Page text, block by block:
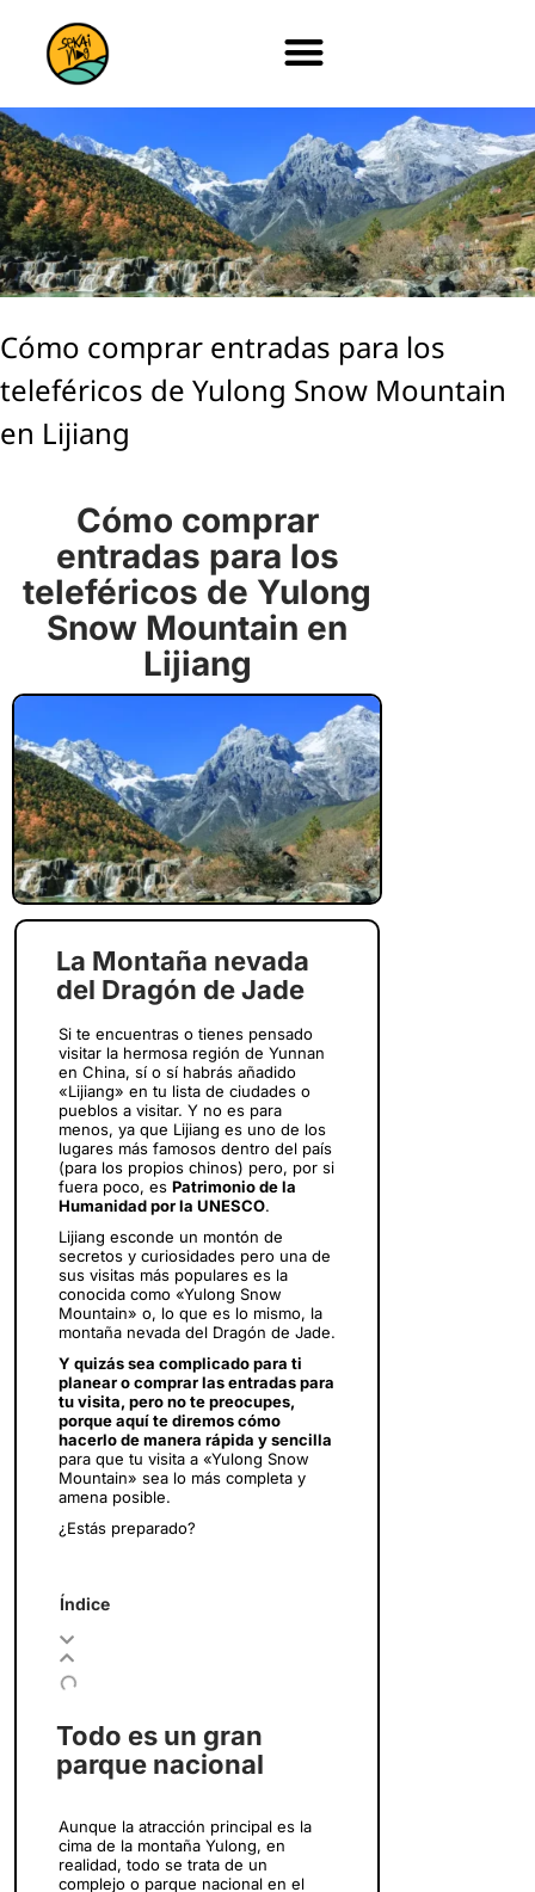
Cómo comprar entradas para los
teleféricos de Yulong Snow Mountain
en Lijiang
Cómo comprar
entradas para los
teleféricos de Yulong
Snow Mountain en
Lijiang
La Montaña nevada
del Dragón de Jade
Si te encuentras o tienes pensado
visitar la hermosa región de Yunnan
en China, sí o sí habrás añadido
«Lijiang» en tu lista de ciudades o
pueblos a visitar. Y no es para
menos, ya que Lijiang es uno de los
lugares más famosos dentro del país
(para los propios chinos) pero, por si
fuera poco, es Patrimonio de la
Humanidad por la UNESCO.
Lijiang esconde un montón de
secretos y curiosidades pero una de
sus visitas más populares es la
conocida como «Yulong Snow
Mountain» o, lo que es lo mismo, la
montaña nevada del Dragón de Jade.
Y quizás sea complicado para ti
planear o comprar las entradas para
tu visita, pero no te preocupes,
porque aquí te diremos cómo
hacerlo de manera rápida y sencilla
para que tu visita a «Yulong Snow
Mountain» sea lo más completa y
amena posible.
¿Estás preparado?
Índice
Todo es un gran
parque nacional
Aunque la atracción principal es la
cima de la montaña Yulong, en
realidad, todo se trata de un
complejo o parque nacional en el